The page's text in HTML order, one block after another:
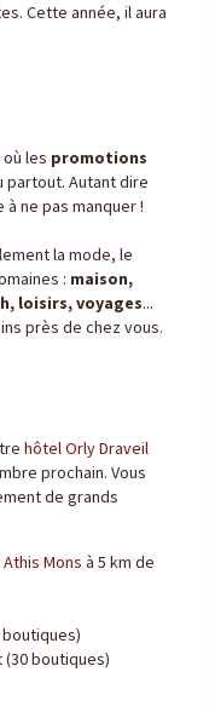
Cette année, il aura
les promotions
partout. Autant dire
à ne pas manquer !
la mode, le
: maison,
loisirs, voyages...
près de chez vous.
hôtel Orly Draveil
prochain. Vous
de grands
Mons à 5 km de
boutiques)
(30 boutiques)